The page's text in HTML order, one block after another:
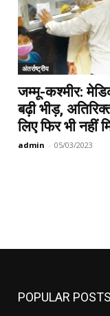
अंतर्राष्ट्रीय
जम्मू-कश्मीर:
बढ़ी भीड़,
लिए फिर भी नहीं
admin - 05/03/2023
POPULAR POSTS